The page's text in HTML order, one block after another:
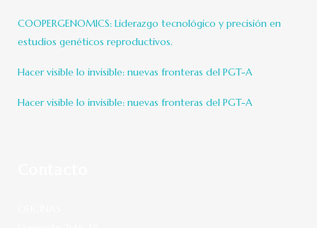
COOPERGENOMICS: Liderazgo tecnológico y precisión en
estudios genéticos reproductivos.
Hacer visible lo invisible: nuevas fronteras del PGT-A
Hacer visible lo invisible: nuevas fronteras del PGT-A